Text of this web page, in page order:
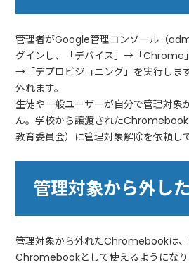
管理者がGoogle管理コンソール（
グインし、「デバイス」→「Chrome
→「デプロビジョニング」を実行しま
外れます。
生徒や一般ユーザーが自分で管理対象
ん。学校から譲渡された
教育委員会）に管理対象解除を依頼し
管理対象から外し
管理対象から外れたChromebookは
Chromebookとして使えるようにな